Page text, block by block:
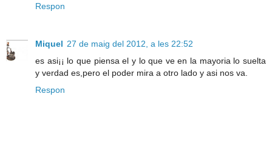
Respon
Miquel 27 de maig del 2012, a les 22:52
es asi¡¡ lo que piensa el y lo que ve en la mayoria lo suelta
y verdad es,pero el poder mira a otro lado y asi nos va.
Respon